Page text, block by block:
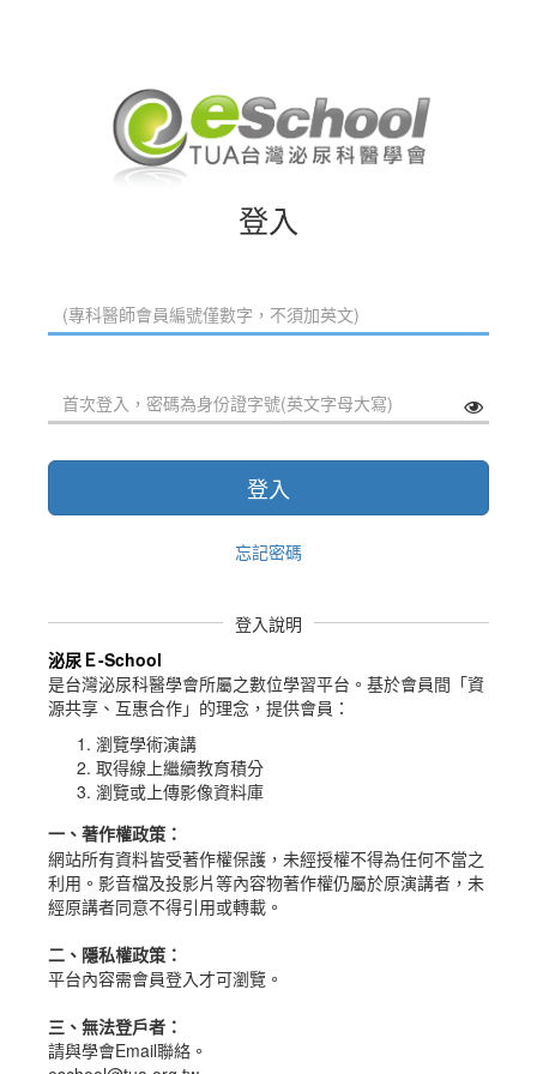
登入
登入
忘記密碼
登入說明
泌尿Ｅ-School
是台灣泌尿科醫學會所屬之數位學習平台。 基於會員間「資
源共享、互惠合作」的理念，提供會員：
瀏覽學術演講
取得線上繼續教育積分
瀏覽或上傳影像資料庫
一、 著作權政策 ：
網站所有資料皆受著作權保護，未經授權不得為任何不當之
利用。影音檔及投影片等內容物著作權仍屬於原演講者，未
經原講者同意不得引用或轉載。
二、隱私權政策：
平台內容需會員登入才可瀏覽。
三、無法登戶者：
請與學會Email聯絡。